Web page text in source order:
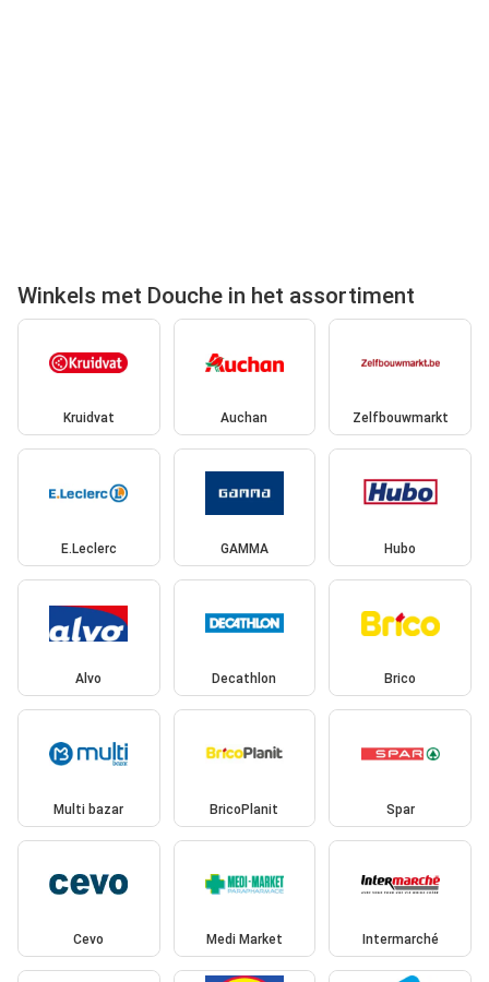
Winkels met Douche in het assortiment
Kruidvat Auchan Zelfbouwmarkt
E.Leclerc GAMMA Hubo
Alvo Decathlon Brico
Multi bazar BricoPlanit Spar
Cevo Medi Market Intermarché